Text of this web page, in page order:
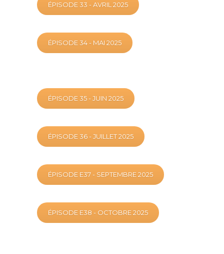
ÉPISODE 33 - AVRIL 2025
ÉPISODE 34 - MAI 2025
ÉPISODE 35 - JUIN 2025
ÉPISODE 36 - JUILLET 2025
ÉPISODE E37 - SEPTEMBRE 2025
ÉPISODE E38 - OCTOBRE 2025